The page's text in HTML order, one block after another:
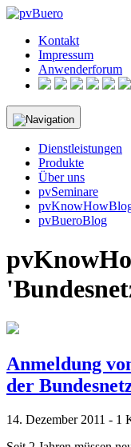
Skip
contentKontakt
Impressum
Anwenderforum
Dienstleistungen
Produkte
Über uns
pvSeminare
pvBueroBlog
Anmeldung
der
14. Dezember 2011 - 1